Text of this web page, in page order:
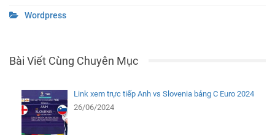
Wordpress
Bài Viết Cùng Chuyên Mục
Link xem trực tiếp Anh vs Slovenia bảng C Euro 2024
26/06/2024